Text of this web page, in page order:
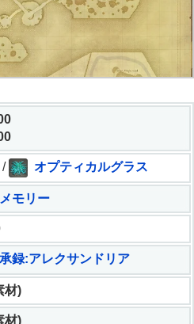
/ オプティカルグラス
モリー
録:アレクサンドリア
材)
材)